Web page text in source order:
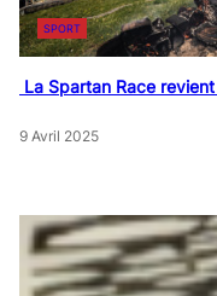
SPORT
La Spartan Race
9 Avril 2025